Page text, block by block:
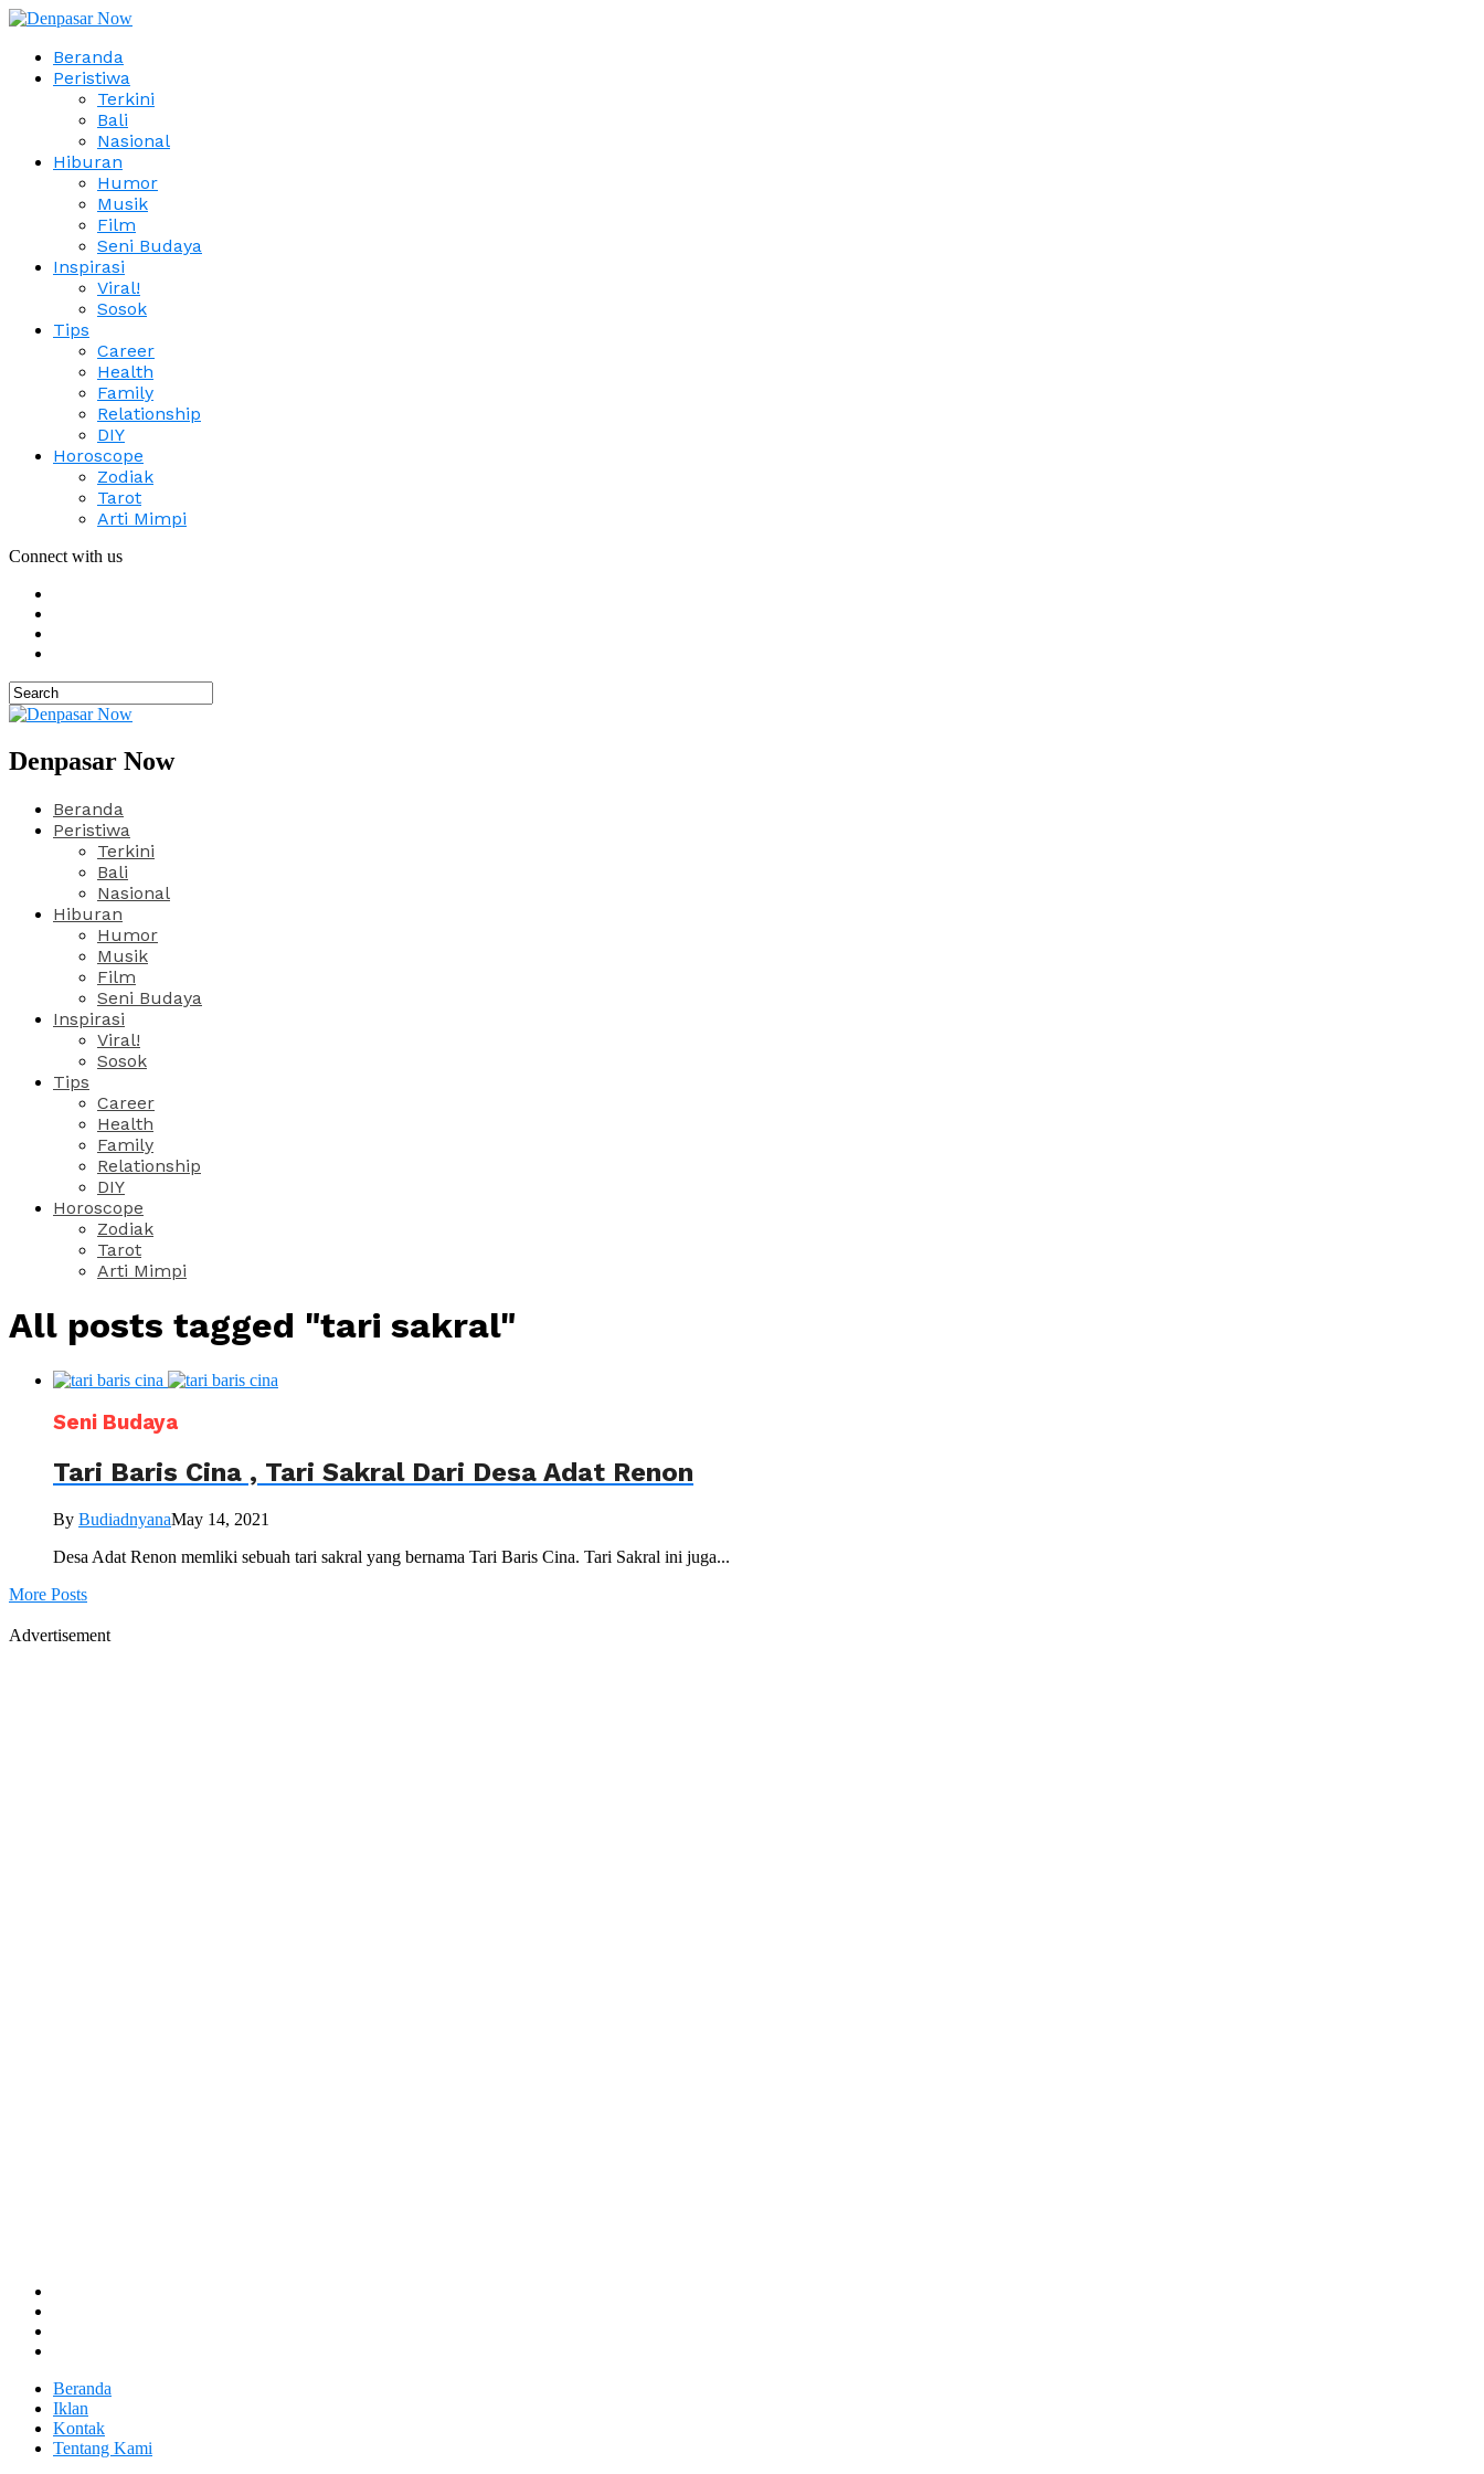
Beranda
Peristiwa
Terkini
Bali
Nasional
Hiburan
Humor
Musik
Film
Seni Budaya
Inspirasi
Viral!
Sosok
Tips
Career
Health
Family
Relationship
DIY
Horoscope
Zodiak
Tarot
Arti Mimpi
Connect with us
Denpasar Now
Beranda
Peristiwa
Terkini
Bali
Nasional
Hiburan
Humor
Musik
Film
Seni Budaya
Inspirasi
Viral!
Sosok
Tips
Career
Health
Family
Relationship
DIY
Horoscope
Zodiak
Tarot
Arti Mimpi
All posts tagged "tari sakral"
Seni Budaya
Tari Baris Cina , Tari Sakral Dari Desa Adat Renon
By BudiadnyanaMay 14, 2021
Desa Adat Renon memliki sebuah tari sakral yang bernama Tari Baris Cina. Tari Sakral ini juga...
More Posts
Advertisement
Beranda
Iklan
Kontak
Tentang Kami